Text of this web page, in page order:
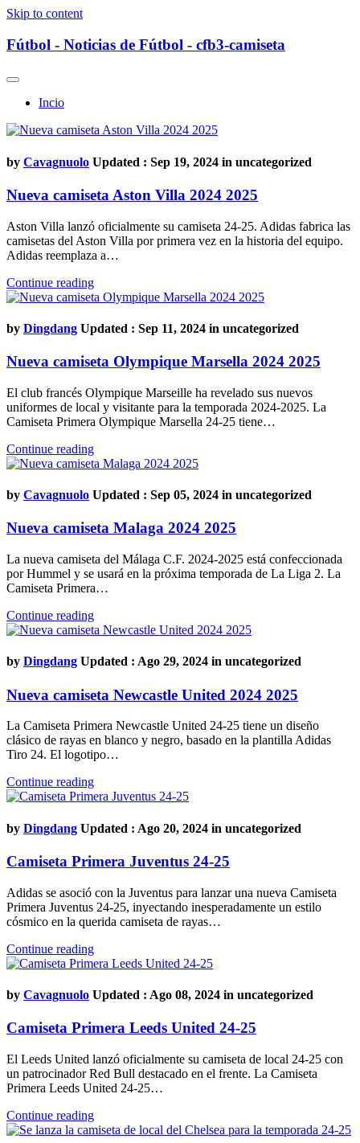
Skip to content
Fútbol - Noticias de Fútbol - cfb3-camiseta
Incio
by Cavagnuolo Updated : Sep 19, 2024 in uncategorized
Nueva camiseta Aston Villa 2024 2025
Aston Villa lanzó oficialmente su camiseta 24-25. Adidas fabrica las
camisetas del Aston Villa por primera vez en la historia del equipo.
Adidas reemplaza a…
Continue reading
by Dingdang Updated : Sep 11, 2024 in uncategorized
Nueva camiseta Olympique Marsella 2024 2025
El club francés Olympique Marseille ha revelado sus nuevos
uniformes de local y visitante para la temporada 2024-2025. La
Camiseta Primera Olympique Marsella 24-25 tiene…
Continue reading
by Cavagnuolo Updated : Sep 05, 2024 in uncategorized
Nueva camiseta Malaga 2024 2025
La nueva camiseta del Málaga C.F. 2024-2025 está confeccionada
por Hummel y se usará en la próxima temporada de La Liga 2. La
Camiseta Primera…
Continue reading
by Dingdang Updated : Ago 29, 2024 in uncategorized
Nueva camiseta Newcastle United 2024 2025
La Camiseta Primera Newcastle United 24-25 tiene un diseño
clásico de rayas en blanco y negro, basado en la plantilla Adidas
Tiro 24. El logotipo…
Continue reading
by Dingdang Updated : Ago 20, 2024 in uncategorized
Camiseta Primera Juventus 24-25
Adidas se asoció con la Juventus para lanzar una nueva Camiseta
Primera Juventus 24-25, inyectando inesperadamente un estilo
cósmico en la querida camiseta de rayas…
Continue reading
by Cavagnuolo Updated : Ago 08, 2024 in uncategorized
Camiseta Primera Leeds United 24-25
El Leeds United lanzó oficialmente su camiseta de local 24-25 con
un patrocinador Red Bull destacado en el frente. La Camiseta
Primera Leeds United 24-25…
Continue reading